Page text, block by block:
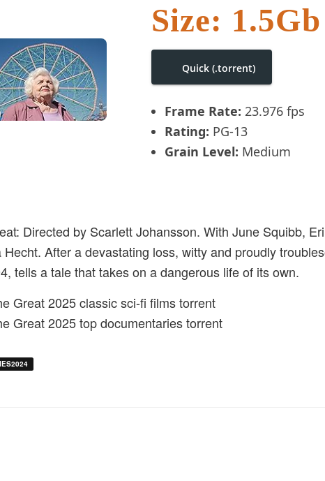
Size: 1.5Gb
Quick (.torrent)
Frame Rate: 23.976 fps
Rating: PG-13
Grain Level: Medium
Directed by Scarlett Johansson. With June Squibb,
Hecht. After a devastating loss, witty and proudly
tells a tale that takes on a dangerous life of its own.
Great 2025 classic sci-fi films torrent
Great 2025 top documentaries torrent